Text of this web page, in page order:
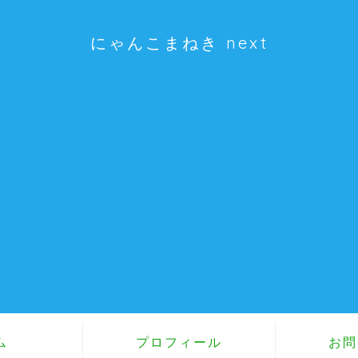
にゃんこまねき next
プロフィール お